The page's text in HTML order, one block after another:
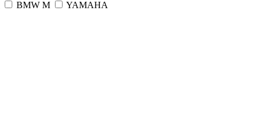
BMW M
YAMAHA